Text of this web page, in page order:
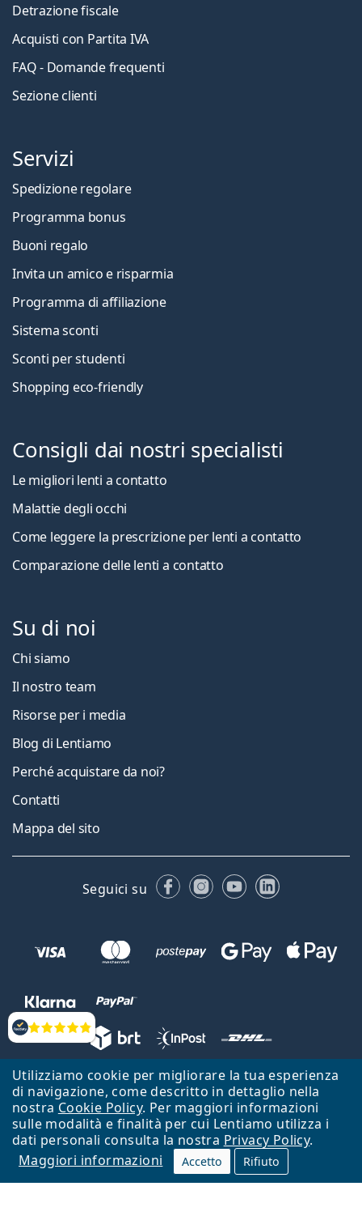
Utilizziamo cookie per migliorare la tua esperienza
di navigazione, come descritto in dettaglio nella
nostra Cookie Policy. Per maggiori informazioni
sulle modalità e finalità per cui Lentiamo utilizza i
dati personali consulta la nostra Privacy Policy.
Maggiori informazioni
Accetto Rifiuto
Valutazione
Detrazione fiscale
Acquisti con Partita IVA
FAQ - Domande frequenti
Sezione clienti
Servizi
Spedizione regolare
Programma bonus
Buoni regalo
Invita un amico e risparmia
Programma di affiliazione
Sistema sconti
Sconti per studenti
Shopping eco-friendly
Consigli dai nostri specialisti
Le migliori lenti a contatto
Malattie degli occhi
Come leggere la prescrizione per lenti a contatto
Comparazione delle lenti a contatto
Su di noi
Chi siamo
Il nostro team
Risorse per i media
Blog di Lentiamo
Perché acquistare da noi?
Contatti
Mappa del sito
Seguici su FacebookInstagram
YouTubeLinkedIn
Lentiamo s.r.o., Vídeňská 12, 37833 Nová Bystřice, Repubblica Ceca.
Partita IVA: CZ26104784
Torna alla Home Page
Vai all'inizio
Il sito Lentiamo.it è proprietà di Lentiamo s.r.o., che ne detiene la
Online - per te - da 18 anni!